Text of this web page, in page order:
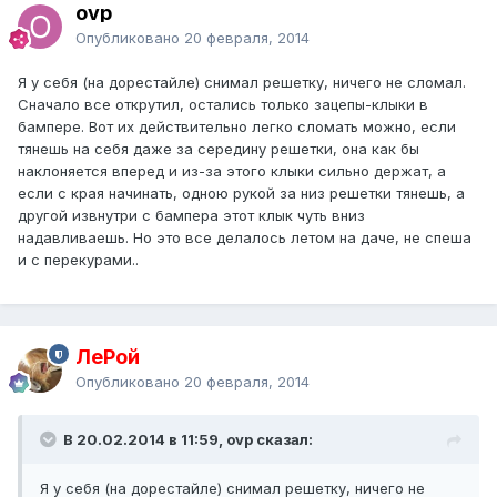
ovp
Опубликовано 20 февраля, 2014
Я у себя (на дорестайле) снимал решетку, ничего не сломал.
Сначало все открутил, остались только зацепы-клыки в
бампере. Вот их действительно легко сломать можно, если
тянешь на себя даже за середину решетки, она как бы
наклоняется вперед и из-за этого клыки сильно держат, а
если с края начинать, одною рукой за низ решетки тянешь, а
другой извнутри с бампера этот клык чуть вниз
надавливаешь. Но это все делалось летом на даче, не спеша
и с перекурами..
ЛеРой
Опубликовано 20 февраля, 2014
В 20.02.2014 в 11:59, ovp сказал:
Я у себя (на дорестайле) снимал решетку, ничего не